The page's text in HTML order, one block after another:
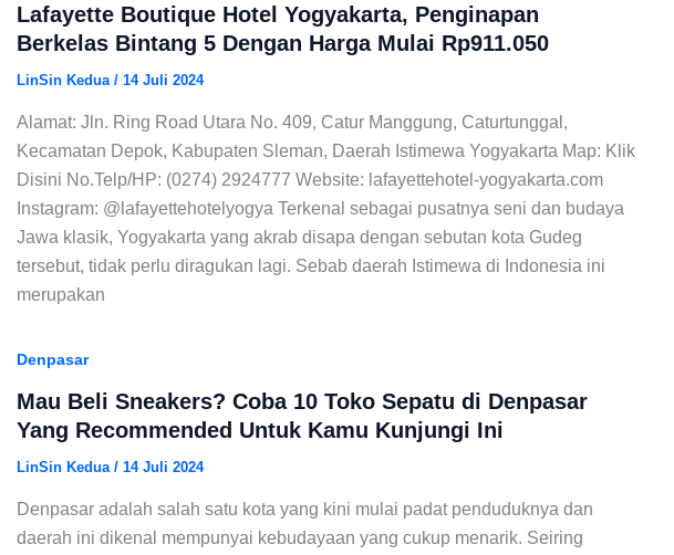
Lafayette Boutique Hotel Yogyakarta, Penginapan
Berkelas Bintang 5 Dengan Harga Mulai Rp911.050
LinSin Kedua / 14 Juli 2024
Alamat: Jln. Ring Road Utara No. 409, Catur Manggung, Caturtunggal,
Kecamatan Depok, Kabupaten Sleman, Daerah Istimewa Yogyakarta Map: Klik
Disini No.Telp/HP: (0274) 2924777 Website: lafayettehotel-yogyakarta.com
Instagram: @lafayettehotelyogya Terkenal sebagai pusatnya seni dan budaya
Jawa klasik, Yogyakarta yang akrab disapa dengan sebutan kota Gudeg
tersebut, tidak perlu diragukan lagi. Sebab daerah Istimewa di Indonesia ini
merupakan
Denpasar
Mau Beli Sneakers? Coba 10 Toko Sepatu di Denpasar
Yang Recommended Untuk Kamu Kunjungi Ini
LinSin Kedua / 14 Juli 2024
Denpasar adalah salah satu kota yang kini mulai padat penduduknya dan
daerah ini dikenal mempunyai kebudayaan yang cukup menarik. Seiring